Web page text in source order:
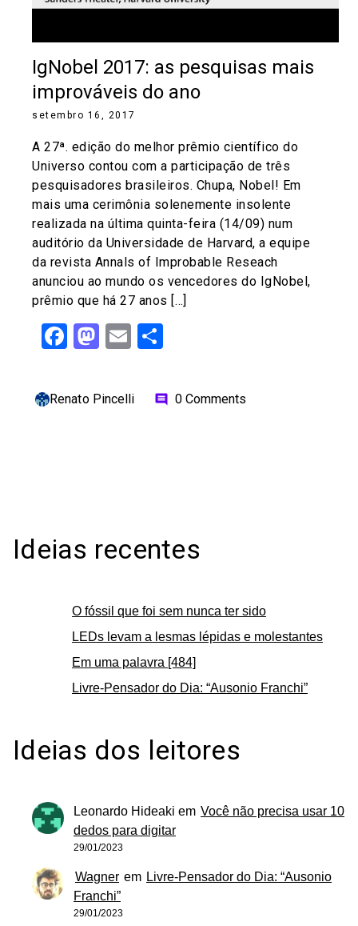
IgNobel 2017: as pesquisas mais
improváveis do ano
setembro 16, 2017
A 27ª. edição do melhor prêmio científico do
Universo contou com a participação de três
pesquisadores brasileiros. Chupa, Nobel! Em
mais uma cerimônia solenemente insolente
realizada na última quinta-feira (14/09) num
auditório da Universidade de Harvard, a equipe
da revista Annals of Improbable Reseach
anunciou ao mundo os vencedores do IgNobel,
prêmio que há 27 anos […]
Facebook
Mastodon
Email
Renato Pincelli comment 0 Comments
Ideias recentes
O fóssil que foi sem nunca ter sido
LEDs levam a lesmas lépidas e molestantes
Em uma palavra [484]
Livre-Pensador do Dia: “Ausonio Franchi”
Ideias dos leitores
Leonardo Hideaki em Você não precisa usar 10
dedos para digitar
29/01/2023
Wagner em Livre-Pensador do Dia: “Ausonio
Franchi”
29/01/2023